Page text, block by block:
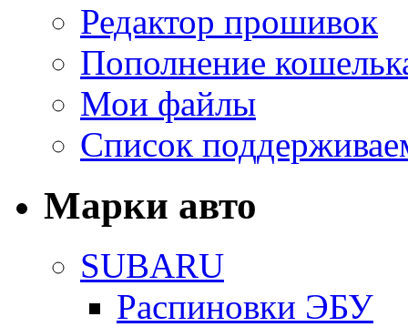
Редактор прошивок
Пополнение
Мои файлы
Список
Марки авто
SUBARU
Распиновки ЭБУ